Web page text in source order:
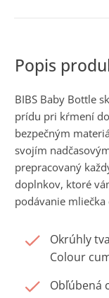
BIBS Baby Bottle
prídu pri kŕmení
bezpečným
svojím
prepracovaný
doplnkov, ktoré
podávanie
Okrúhly
Colour
Obľúbená